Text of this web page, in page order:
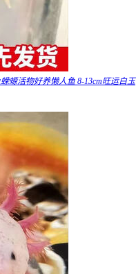
螈活物好养懒人鱼 8-13cm旺运白玉